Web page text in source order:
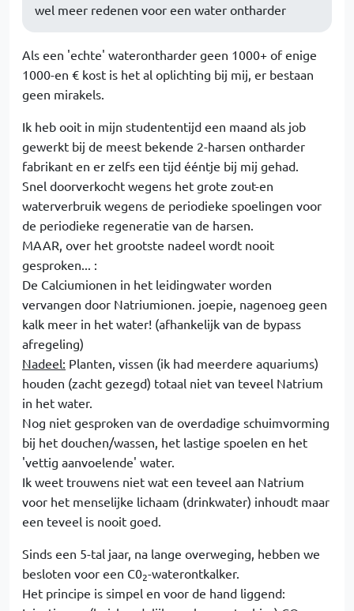
wel meer redenen voor een water ontharder
Als een 'echte' waterontharder geen 1000+ of enige
1000-en € kost is het al oplichting bij mij, er bestaan
geen mirakels.
Ik heb ooit in mijn studententijd een maand als job
gewerkt bij de meest bekende 2-harsen ontharder
fabrikant en er zelfs een tijd ééntje bij mij gehad.
Snel doorverkocht wegens het grote zout-en
waterverbruik wegens de periodieke spoelingen voor
de periodieke regeneratie van de harsen.
MAAR, over het grootste nadeel wordt nooit
gesproken... :
De Calciumionen in het leidingwater worden
vervangen door Natriumionen. joepie, nagenoeg geen
kalk meer in het water! (afhankelijk van de bypass
afregeling)
Nadeel: Planten, vissen (ik had meerdere aquariums)
houden (zacht gezegd) totaal niet van teveel Natrium
in het water.
Nog niet gesproken van de overdadige schuimvorming
bij het douchen/wassen, het lastige spoelen en het
'vettig aanvoelende' water.
Ik weet trouwens niet wat een teveel aan Natrium
voor het menselijke lichaam (drinkwater) inhoudt maar
een teveel is nooit goed.
Sinds een 5-tal jaar, na lange overweging, hebben we
besloten voor een C02-waterontkalker.
Het principe is simpel en voor de hand liggend: